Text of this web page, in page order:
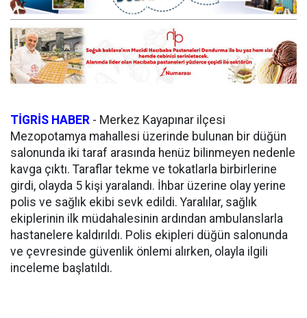
TİGRİS HABER - Merkez Kayapınar ilçesi
Mezopotamya mahallesi üzerinde bulunan bir düğün
salonunda iki taraf arasında henüz bilinmeyen nedenle
kavga çıktı. Taraflar tekme ve tokatlarla birbirlerine
girdi, olayda 5 kişi yaralandı. İhbar üzerine olay yerine
polis ve sağlık ekibi sevk edildi. Yaralılar, sağlık
ekiplerinin ilk müdahalesinin ardından ambulanslarla
hastanelere kaldırıldı. Polis ekipleri düğün salonunda
ve çevresinde güvenlik önlemi alırken, olayla ilgili
inceleme başlatıldı.